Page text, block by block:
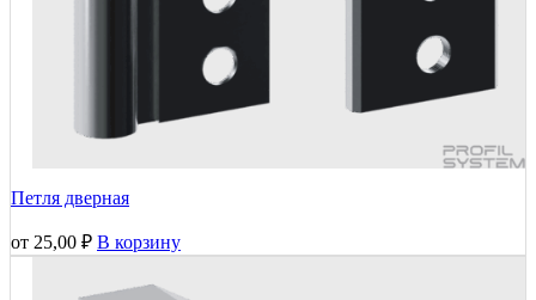
Петля дверная
от 25,00 ₽ В корзину